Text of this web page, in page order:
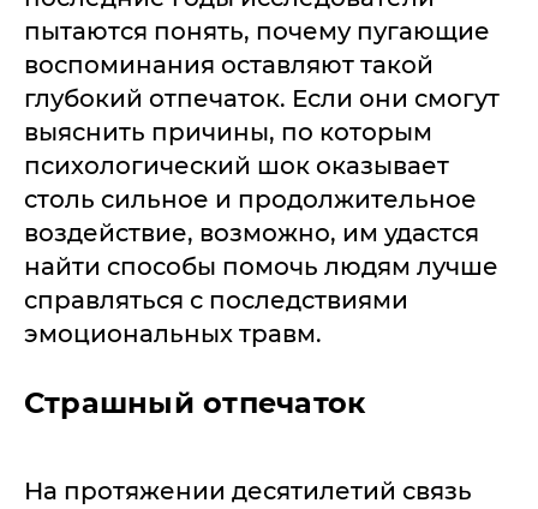
пытаются понять, почему пугающие
воспоминания оставляют такой
глубокий отпечаток. Если они смогут
выяснить причины, по которым
психологический шок оказывает
столь сильное и продолжительное
воздействие, возможно, им удастся
найти способы помочь людям лучше
справляться с последствиями
эмоциональных травм.
Страшный отпечаток
На протяжении десятилетий связь